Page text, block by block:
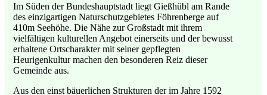
Im Süden der Bundeshauptstadt liegt Gießhübl am Rande
des einzigartigen Naturschutzgebietes Föhrenberge auf
410m Seehöhe. Die Nähe zur Großstadt mit ihrem
vielfältigen kulturellen Angebot einerseits und der bewusst
erhaltene Ortscharakter mit seiner gepflegten
Heurigenkultur machen den besonderen Reiz dieser
Gemeinde aus.
Aus den einst bäuerlichen Strukturen der im Jahre 1592